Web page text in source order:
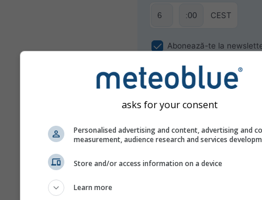
CEST
Abonează-te la
asks for your consent
Personalised advertising and content, advertising and
measurement, audience research and services
Store and/or access information on a device
Learn more